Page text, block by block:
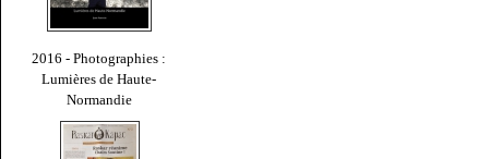
2016 - Photographies :
Lumières de Haute-
Normandie